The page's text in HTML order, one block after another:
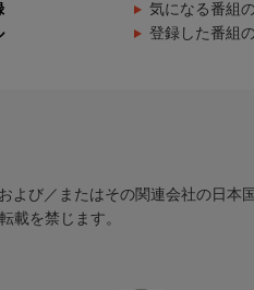
気になる番組
登録した番組
び／またはその関連会社の日本
載を禁じます。